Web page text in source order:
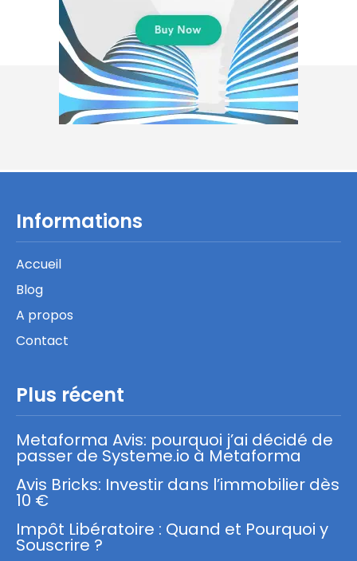
Informations
Accueil
Blog
A propos
Contact
Plus récent
Metaforma Avis: pourquoi j’ai décidé de
passer de Systeme.io à Metaforma
Avis Bricks: Investir dans l’immobilier dès
10 €
Impôt Libératoire : Quand et Pourquoi y
Souscrire ?